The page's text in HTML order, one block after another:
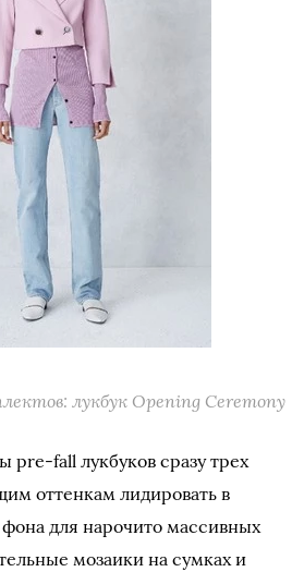
лукбук Opening Ceremony
fall лукбуков сразу трех
оттенкам лидировать в
для нарочито массивных
мозаики на сумках и